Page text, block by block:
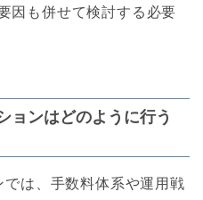
因も併せて検討する必要
ョンはどのように行う
では、手数料体系や運用戦